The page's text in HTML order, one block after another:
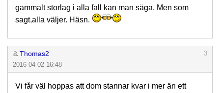
gammalt storlag i alla fall kan man säga. Men som
sagt,alla väljer. Häsn.
Thomas2
3
2016-04-02 16:48
Vi får väl hoppas att dom stannar kvar i mer än ett